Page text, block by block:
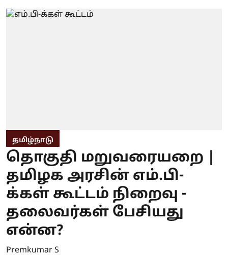
தமிழ்நாடு
தொகுதி மறுவரையறை |
தமிழக அரசின் எம்.பி-
க்கள் கூட்டம் நிறைவு -
தலைவர்கள் பேசியது
என்ன?
Premkumar S